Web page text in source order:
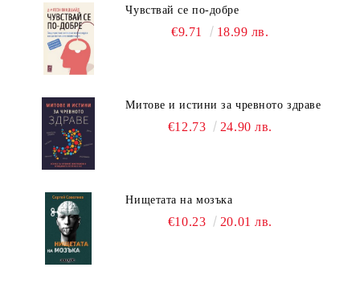
Чувствай се по-добре
€9.71 18.99 лв.
Митове и истини за чревното здраве
€12.73 24.90 лв.
Нищетата на мозъка
€10.23 20.01 лв.